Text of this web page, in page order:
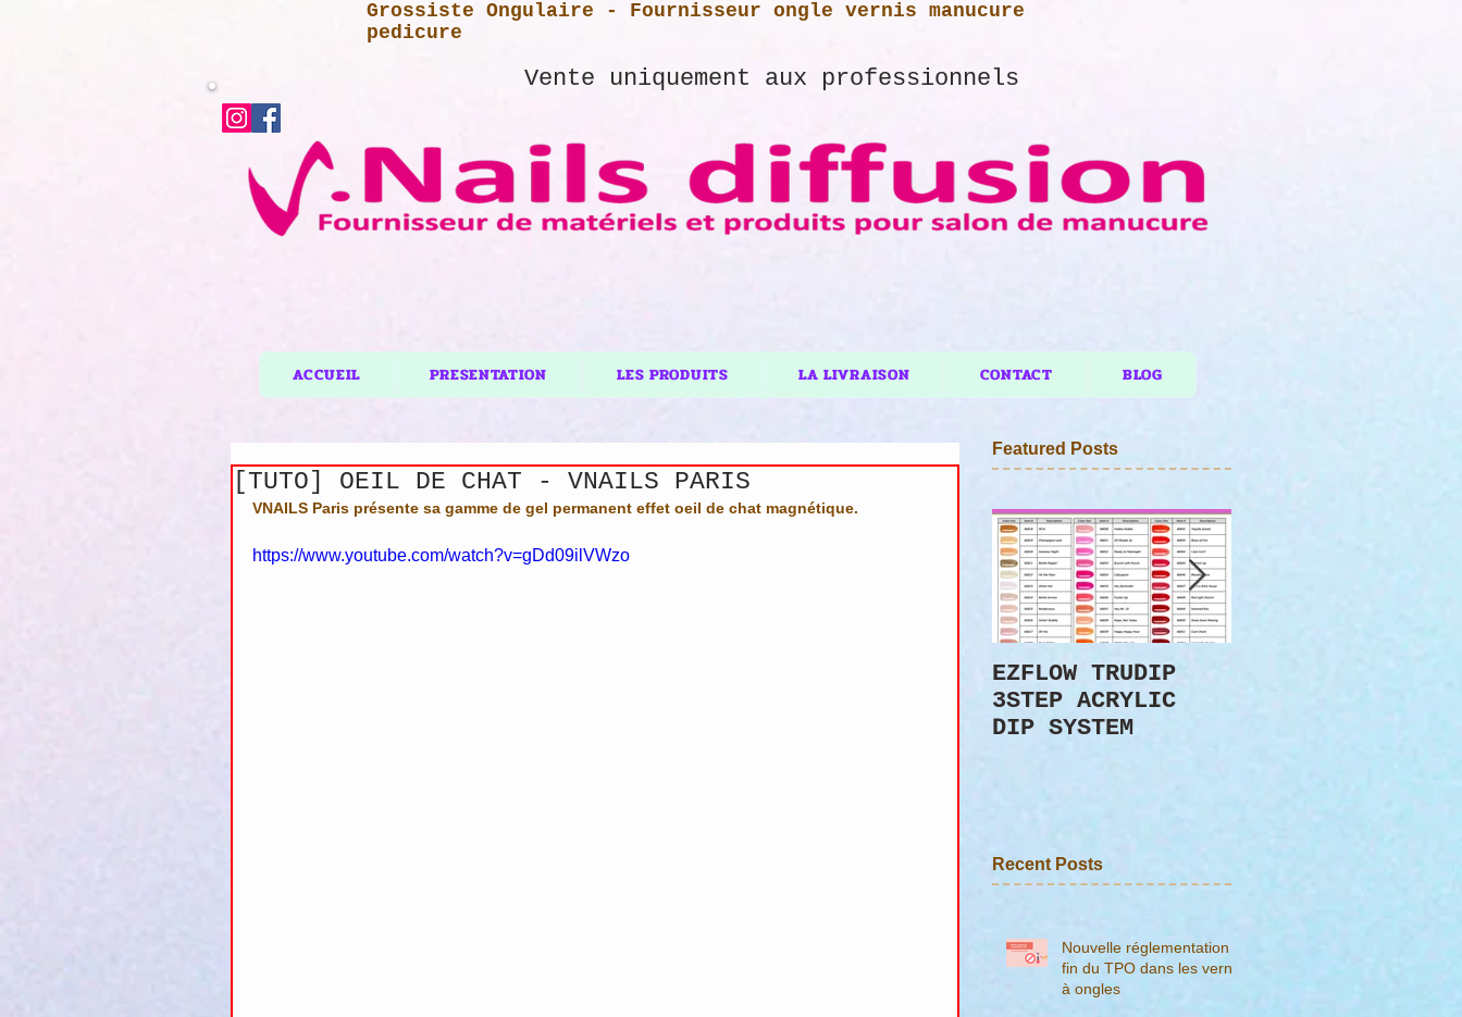
Grossiste Ongulaire - Fournisseur ongle vernis manucure
pedicure
Vente uniquement aux professionnels
ACCUEIL PRESENTATION LES PRODUITS LA LIVRAISON CONTACT BLOG
[TUTO] OEIL DE CHAT - VNAILS PARIS
VNAILS Paris présente sa gamme de gel permanent effet oeil de chat magnétique.
https://www.youtube.com/watch?v=gDd09ilVWzo
Featured Posts
EZFLOW TRUDIP
3STEP ACRYLIC
DIP SYSTEM
Recent Posts
Nouvelle réglementation :
fin du TPO dans les vernis
à ongles